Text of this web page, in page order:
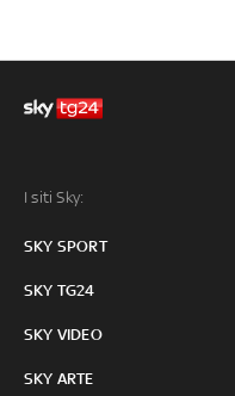
I siti Sky:
SKY SPORT
SKY TG24
SKY VIDEO
SKY ARTE